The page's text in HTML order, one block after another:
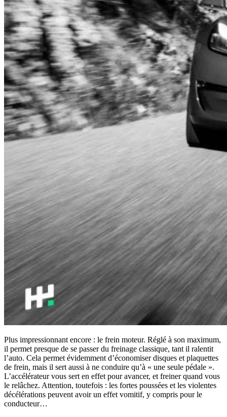
Plus impressionnant encore : le frein moteur. Réglé à son maximum,
il permet presque de se passer du freinage classique, tant il ralentit
l’auto. Cela permet évidemment d’économiser disques et plaquettes
de frein, mais il sert aussi à ne conduire qu’à « une seule pédale ».
L’accélérateur vous sert en effet pour avancer, et freiner quand vous
le relâchez. Attention, toutefois : les fortes poussées et les violentes
décélérations peuvent avoir un effet vomitif, y compris pour le
conducteur…